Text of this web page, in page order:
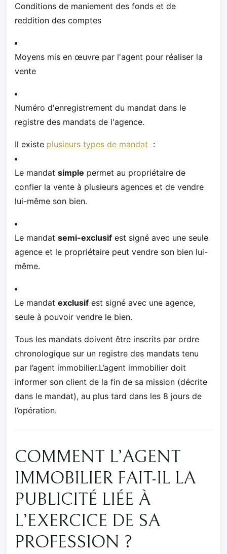
Conditions de maniement des fonds et de
reddition des comptes
Moyens mis en œuvre par l'agent pour réaliser la
vente
Numéro d'enregistrement du mandat dans le
registre des mandats de l'agence.
Il existe plusieurs types de mandat :
Le mandat simple permet au propriétaire de
confier la vente à plusieurs agences et de vendre
lui-même son bien.
Le mandat semi-exclusif est signé avec une seule
agence et le propriétaire peut vendre son bien lui-
même.
Le mandat exclusif est signé avec une agence,
seule à pouvoir vendre le bien.
Tous les mandats doivent être inscrits par ordre
chronologique sur un registre des mandats tenu
par l’agent immobilier.L’agent immobilier doit
informer son client de la fin de sa mission (décrite
dans le mandat), au plus tard dans les 8 jours de
l’opération.
COMMENT L’AGENT
IMMOBILIER FAIT-IL LA
PUBLICITÉ LIÉE À
L’EXERCICE DE SA
PROFESSION ?